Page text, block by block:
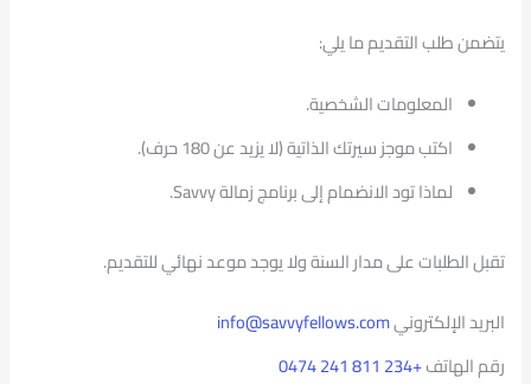
يتضمن طلب التقديم ما يلي:
المعلومات الشخصية.
اكتب موجز سيرتك الذاتية (لا يزيد عن 180 حرف).
لماذا تود الانضمام إلى برنامج زمالةSavvy
.
تقبل الطلبات على مدار السنة ولا يوجد موعد نهائي للتقديم.
البريد الإلكترونيinfo@savvyfellows.com
رقم الهاتف+234 811 241 0474